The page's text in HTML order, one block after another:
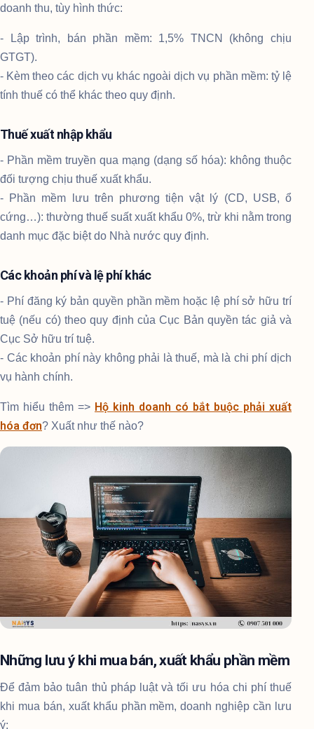
doanh thu, tùy hình thức:
- Lập trình, bán phần mềm: 1,5% TNCN (không chịu
GTGT).
- Kèm theo các dịch vụ khác ngoài dịch vụ phần mềm: tỷ lệ
tính thuế có thể khác theo quy định.
Thuế xuất nhập khẩu
- Phần mềm truyền qua mạng (dạng số hóa): không thuộc
đối tượng chịu thuế xuất khẩu.
- Phần mềm lưu trên phương tiện vật lý (CD, USB, ổ
cứng…): thường thuế suất xuất khẩu 0%, trừ khi nằm trong
danh mục đặc biệt do Nhà nước quy định.
Các khoản phí và lệ phí khác
- Phí đăng ký bản quyền phần mềm hoặc lệ phí sở hữu trí
tuệ (nếu có) theo quy định của Cục Bản quyền tác giả và
Cục Sở hữu trí tuệ.
- Các khoản phí này không phải là thuế, mà là chi phí dịch
vụ hành chính.
Tìm hiểu thêm => Hộ kinh doanh có bắt buộc phải xuất
hóa đơn? Xuất như thế nào?
Những lưu ý khi mua bán, xuất khẩu phần mềm
Để đảm bảo tuân thủ pháp luật và tối ưu hóa chi phí thuế
khi mua bán, xuất khẩu phần mềm, doanh nghiệp cần lưu
ý: